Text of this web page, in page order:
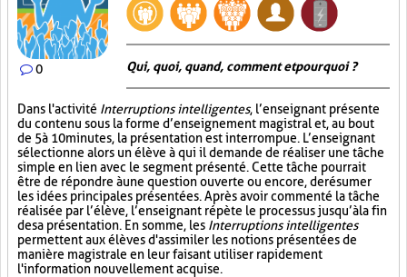
0 Qui, quoi, quand, comment et pourquoi ?
Dans l'activité Interruptions intelligentes, l’enseignant présente
du contenu sous la forme d’enseignement magistral et, au bout
de 5 à 10 minutes, la présentation est interrompue. L’enseignant
sélectionne alors un élève à qui il demande de réaliser une tâche
simple en lien avec le segment présenté. Cette tâche pourrait
être de répondre à une question ouverte ou encore, de résumer
les idées principales présentées. Après avoir commenté la tâche
réalisée par l’élève, l’enseignant répète le processus jusqu’à la fin
de sa présentation. En somme, les Interruptions intelligentes
permettent aux élèves d'assimiler les notions présentées de
manière magistrale en leur faisant utiliser rapidement
l'information nouvellement acquise.